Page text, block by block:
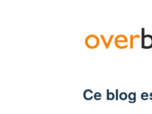
Ce blog